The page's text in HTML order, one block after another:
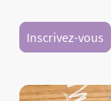
Inscrivez-vous